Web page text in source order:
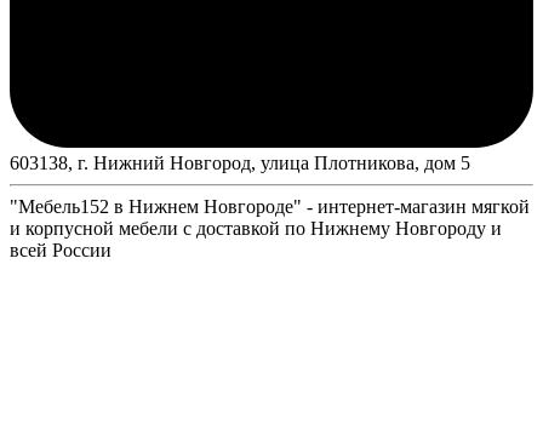
603138, г. Нижний Новгород, улица Плотникова, дом 5
"Мебель152 в Нижнем Новгороде" - интернет-магазин мягкой
и корпусной мебели с доставкой по Нижнему Новгороду и
всей России